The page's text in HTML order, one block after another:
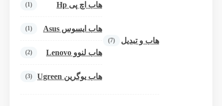
هاب و تبدیل (7)
هاب اچ پی Hp (1)
هاب ایسوس Asus (1)
هاب لنوو Lenovo (2)
هاب یوگرین Ugreen (3)